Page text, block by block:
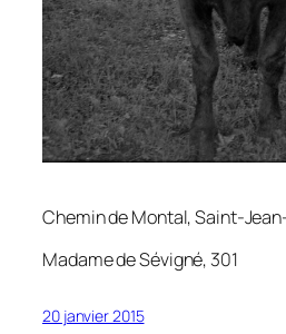
Chemin de Montal, Saint-
Madame de Sévigné, 301
20 janvier 2015